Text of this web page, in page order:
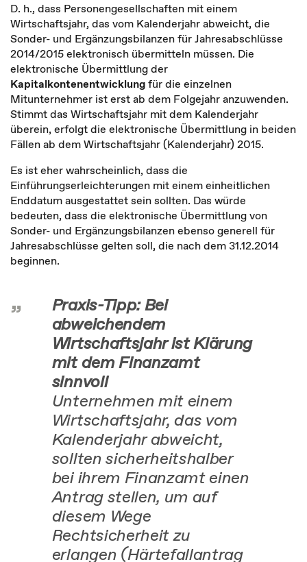
D. h., dass Personengesellschaften mit einem
Wirtschaftsjahr, das vom Kalenderjahr abweicht, die
Sonder- und Ergänzungsbilanzen für Jahresabschlüsse
2014/2015 elektronisch übermitteln müssen. Die
elektronische Übermittlung der
Kapitalkontenentwicklungfür die einzelnen
Mitunternehmer ist erst ab dem Folgejahr anzuwenden.
Stimmt das Wirtschaftsjahr mit dem Kalenderjahr
überein, erfolgt die elektronische Übermittlung in beiden
Fällen ab dem Wirtschaftsjahr (Kalenderjahr) 2015.
Es ist eher wahrscheinlich, dass die
Einführungserleichterungen mit einem einheitlichen
Enddatum ausgestattet sein sollten. Das würde
bedeuten, dass die elektronische Übermittlung von
Sonder- und Ergänzungsbilanzen ebenso generell für
Jahresabschlüsse gelten soll, die nach dem 31.12.2014
beginnen.
Praxis-Tipp: Bei
abweichendem
Wirtschaftsjahr ist Klärung
mit dem Finanzamt
sinnvoll
Unternehmen mit einem
Wirtschaftsjahr, das vom
Kalenderjahr abweicht,
sollten sicherheitshalber
bei ihrem Finanzamt einen
Antrag stellen, um auf
diesem Wege
Rechtsicherheit zu
erlangen (Härtefallantrag